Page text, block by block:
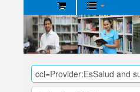
Biblioteca
Central
EsSalud